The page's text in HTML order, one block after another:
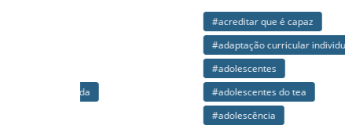
#acreditar que é capaz
#adaptação curricular individualizada